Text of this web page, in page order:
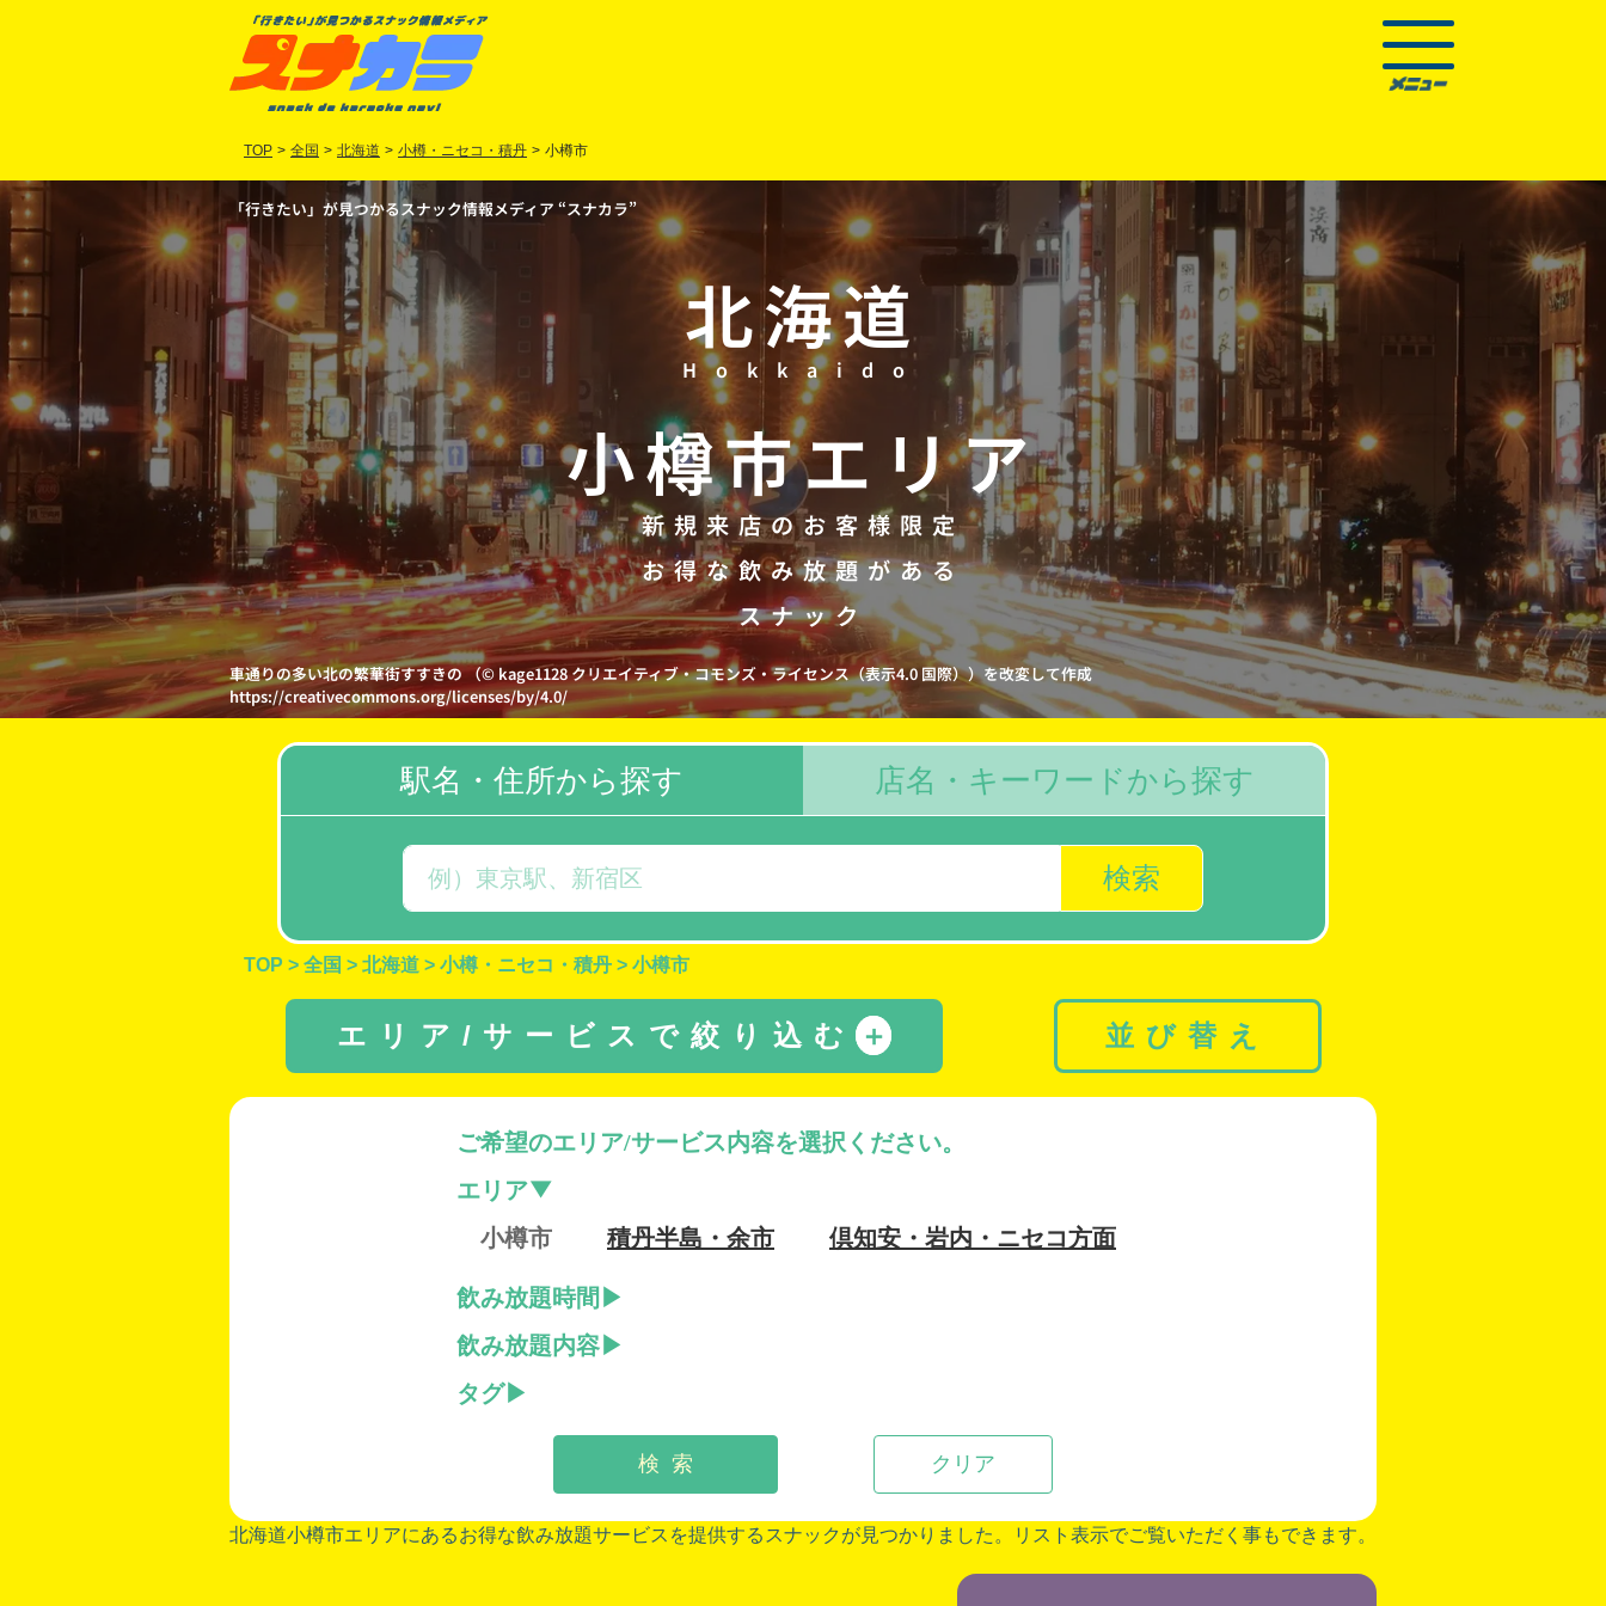
TOP > 全国 > 北海道 > 小樽・ニセコ・積丹 > 小樽市
「行きたい」が見つかるスナック情報メディア “スナカラ”
北海道
Hokkaido
小樽市エリア
新規来店のお客様限定
お得な飲み放題がある
スナック
車通りの多い北の繁華街すすきの （© kage1128 クリエイティブ・コモンズ・ライセンス（表示4.0 国際））を改変して作成
https://creativecommons.org/licenses/by/4.0/
駅名・住所から探す
検索
店名・キーワードから探す
TOP > 全国 > 北海道 > 小樽・ニセコ・積丹 > 小樽市
エリア/サービスで絞り込む ＋
ご希望のエリア/サービス内容を選択ください。
エリア
小樽市
積丹半島・余市 倶知安・岩内・ニセコ方面
飲み放題時間
飲み放題内容
タグ
クリア
検 索
並び替え
北海道小樽市エリアにあるお得な飲み放題サービスを提供するスナックが見つかりました。リスト表示でご覧いただく事もできます。